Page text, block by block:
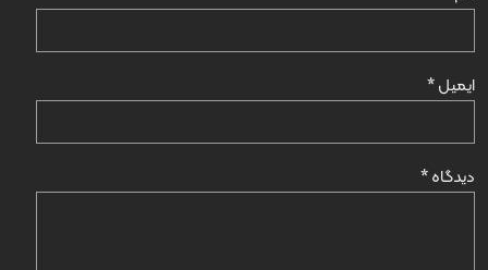
دیدگاه*
ایمیل*